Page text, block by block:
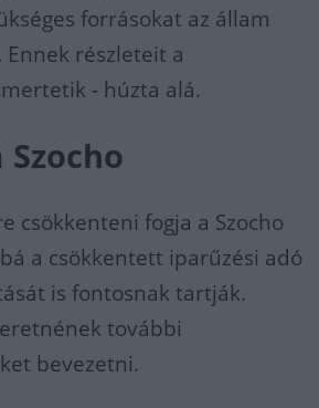
forrásokat az állam
részleteit a
- húzta alá.
Szocho
csökkenteni fogja a Szocho
a csökkentett iparűzési adó
is fontosnak tartják.
további
bevezetni.